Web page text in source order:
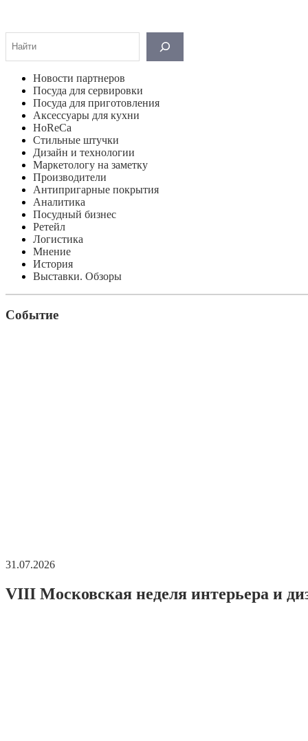
Новости партнеров
Посуда для сервировки
Посуда для приготовления
Аксессуары для кухни
HoReCa
Стильные штучки
Дизайн и технологии
Маркетологу на заметку
Производители
Антипригарные покрытия
Аналитика
Посудный бизнес
Ретейл
Логистика
Мнение
История
Выставки. Обзоры
Событие
31.07.2026
VIII Московская неделя интерьера и